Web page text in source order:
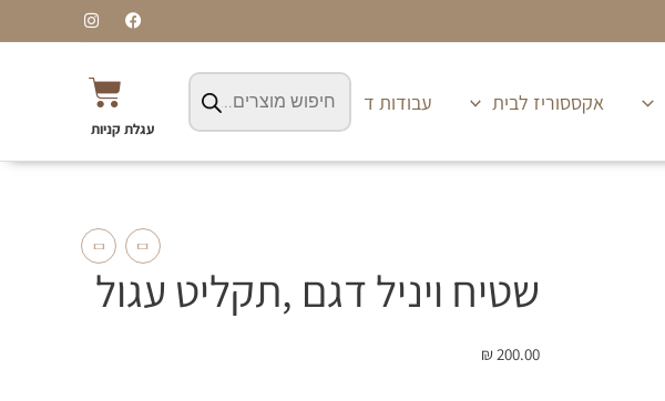
F
a
c
k
I
n
s
a
a
אקססוריז לבית עבודות דפוס ושילוט
Products
search עגלת
קניות
עגלת קניות
שטיח ויניל דגם ,תקליט עגול
₪200.00
שטיח
דגם